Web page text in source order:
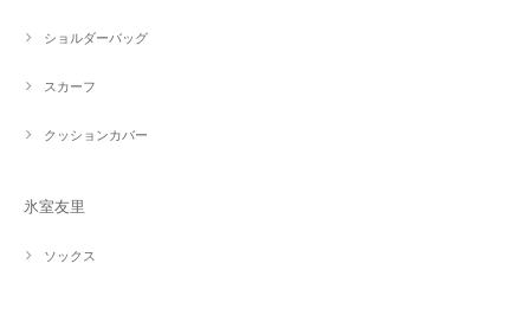
ショルダーバッグ
スカーフ
クッションカバー
氷室友里
ソックス